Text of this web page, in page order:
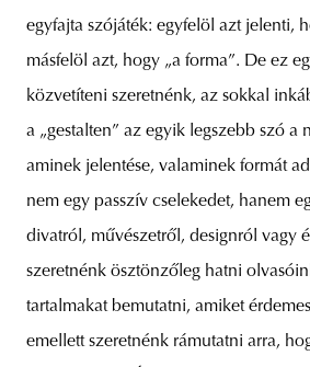
egyfajta szójáték: egyfelöl azt jelenti,
másfelöl azt, hogy „a forma”. De ez
közvetíteni szeretnénk, az sokkal
a „gestalten” az egyik legszebb szó a
aminek jelentése, valaminek formát
nem egy passzív cselekedet, hanem
divatról, művészetről, designról vagy
szeretnénk ösztönzőleg hatni
tartalmakat bemutatni, amiket
emellett szeretnénk rámutatni arra,